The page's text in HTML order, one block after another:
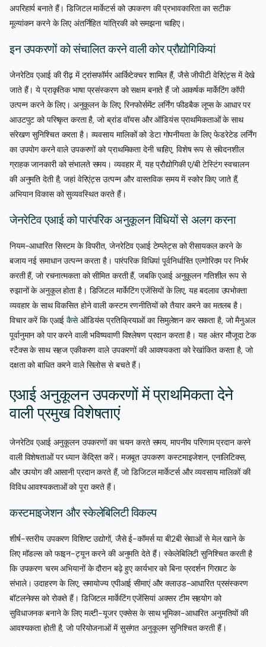
अपरिहार्य बनाते हैं। डिजिटल मार्केटर्स को उपकरण की प्रभावकारिता का सटीक
मूल्यांकन करने के लिए अंतर्निहित यांत्रिकी को समझना चाहिए।
इन उपकरणों को संचालित करने वाली कोर प्रौद्योगिकियां
जेनरेटिव एआई की रीढ़ में ट्रांसफॉर्मर आर्किटेक्चर शामिल हैं, जैसे जीपीटी वेरिएंट्स में देखे
जाते हैं। ये प्राकृतिक भाषा प्रसंस्करण को सक्षम बनाते हैं जो आकर्षक मार्केटिंग कॉपी
उत्पन्न करने के लिए। अनुकूलन के लिए, रिनफोर्समेंट लर्निंग फीडबैक लूप्स के आधार पर
आउटपुट को परिष्कृत करता है, जो ब्रांड वॉयस और ऑडियंस प्राथमिकताओं के साथ
संरेखण सुनिश्चित करता है। व्यवसाय मालिकों को डेटा गोपनीयता के लिए फेडरेटेड लर्निंग
का उपयोग करने वाले उपकरणों को प्राथमिकता देनी चाहिए, विशेष रूप से संवेदनशील
ग्राहक जानकारी को संभालते समय। व्यवहार में, यह प्रौद्योगिकी ए/बी टेस्टिंग स्वचालन
की अनुमति देती है, जहां वेरिएंट्स उत्पन्न और वास्तविक समय में स्कोर किए जाते हैं,
अभियान विकास को सुव्यवस्थित करते हैं।
जेनरेटिव एआई को पारंपरिक अनुकूलन विधियों से अलग करना
नियम-आधारित सिस्टम के विपरीत, जेनरेटिव एआई टेम्प्लेट्स को रीसायकल करने के
बजाय नई समाधान उत्पन्न करता है। पारंपरिक विधियां पूर्वनिर्धारित एल्गोरिदम पर निर्भर
करती हैं, जो रचनात्मकता को सीमित करती हैं, जबकि एआई अनुकूलन गतिशील रूप से
रुझानों के अनुकूल होता है। डिजिटल मार्केटिंग एजेंसियों के लिए, यह बदलाव उपभोक्ता
व्यवहार के साथ विकसित होने वाली कस्टम रणनीतियों को तैयार करने का मतलब है।
विचार करें कि एआईकैसेऑडियंस प्रतिक्रियाओं का सिमुलेशन कर सकता है, जो मैनुअल
पूर्वानुमान को पार करने वाली भविष्यवाणी विश्लेषण प्रदान करता है। यह अंतर मौजूदा टेक
स्टैक्स के साथ सहज एकीकरण वाले उपकरणों की आवश्यकता को रेखांकित करता है, जो
दक्षता को बाधित करने वाले सिलोस से बचते हैं।
एआई अनुकूलन उपकरणों में प्राथमिकता देने
वाली प्रमुख विशेषताएं
जेनरेटिव एआई अनुकूलन उपकरणों का चयन करते समय, मापनीय परिणाम प्रदान करने
वाली विशेषताओं पर ध्यान केंद्रित करें। मजबूत उपकरण कस्टमाइजेशन, एनालिटिक्स,
और उपयोग की आसानी प्रदान करते हैं, जो डिजिटल मार्केटर्स और व्यवसाय मालिकों की
विविध आवश्यकताओं को पूरा करते हैं।
कस्टमाइजेशन और स्केलेबिलिटी विकल्प
शीर्ष-स्तरीय उपकरण विशिष्ट उद्योगों, जैसे ई-कॉमर्स या बी2बी सेवाओं से मेल खाने के
लिए मॉडल्स को फाइन-ट्यून करने की अनुमति देते हैं। स्केलेबिलिटी सुनिश्चित करती है
कि उपकरण चरम अभियानों के दौरान बढ़े हुए कार्यभार को बिना प्रदर्शन गिरावट के
संभाले। उदाहरण के लिए, समायोज्य एपीआई सीमाएं और क्लाउड-आधारित प्रसंस्करण
बॉटलनेक्स को रोकते हैं। डिजिटल मार्केटिंग एजेंसियां अक्सर टीम सहयोग को
सुविधाजनक बनाने के लिए मल्टी-यूजर एक्सेस के साथ भूमिका-आधारित अनुमतियों की
आवश्यकता होती है, जो परियोजनाओं में सुसंगत अनुकूलन सुनिश्चित करती हैं।